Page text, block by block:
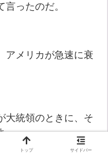
言ったのだ。
アメリカが急速に衰
大統領のときに、そ
トップ サイドバー